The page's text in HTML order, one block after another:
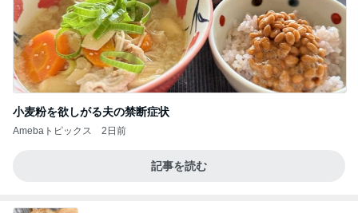
小麦粉を欲しがる夫の禁断症状
Amebaトピックス 2日前
記事を読む